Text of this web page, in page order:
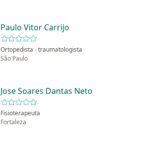
Paulo Vitor Carrijo
Ortopedista - traumatologista
São Paulo
Jose Soares Dantas Neto
Fisioterapeuta
Fortaleza